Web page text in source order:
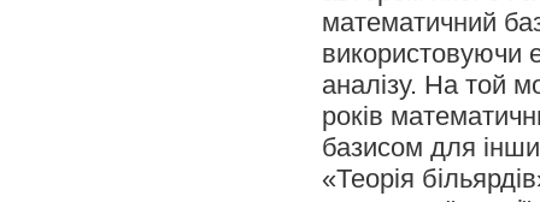
математичний
використовуючи
аналізу. На той
років
базисом для
«Теорія